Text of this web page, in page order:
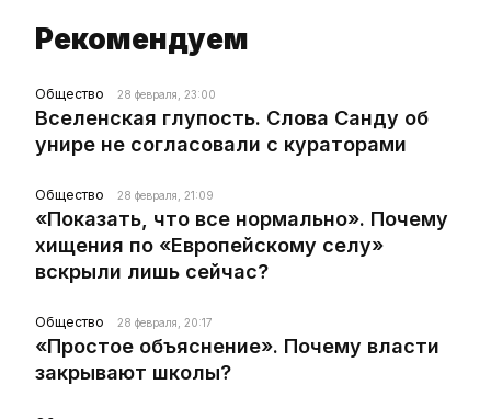
Рекомендуем
Общество 28 февраля, 23:00
Вселенская глупость. Слова Санду об
унире не согласовали с кураторами
Общество 28 февраля, 21:09
«Показать, что все нормально». Почему
хищения по «Европейскому селу»
вскрыли лишь сейчас?
Общество 28 февраля, 20:17
«Простое объяснение». Почему власти
закрывают школы?